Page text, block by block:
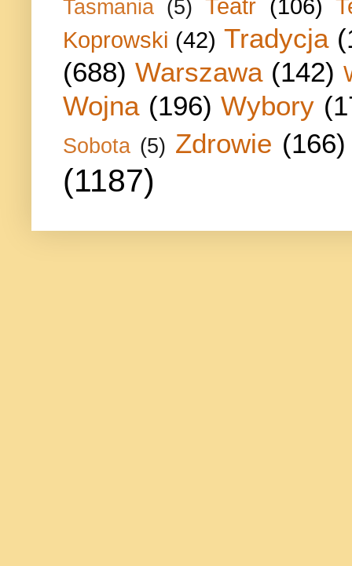
Tasmania (5) Teatr (106)
Koprowski (42) Tradycja
(688) Warszawa (142)
Wojna (196) Wybory
Sobota (5) Zdrowie (166)
(1187)